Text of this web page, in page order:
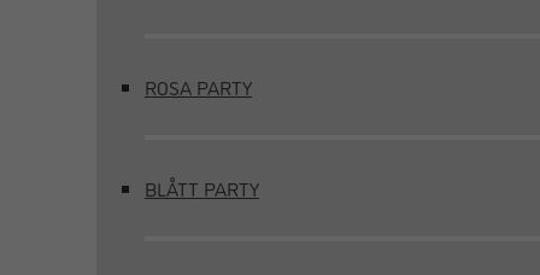
ROSA PARTY
BLÅTT PARTY